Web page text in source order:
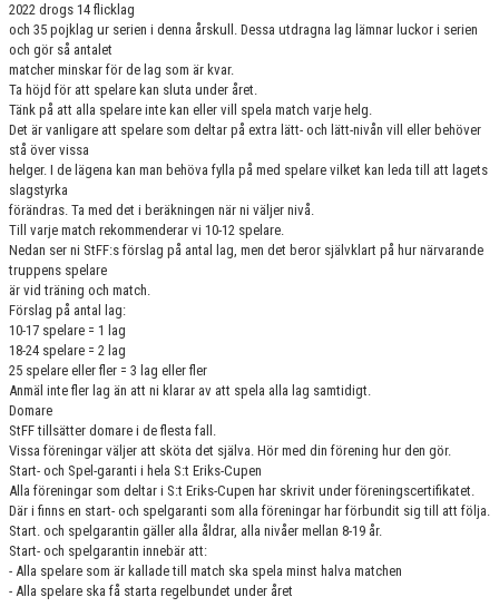
2022 drogs 14 flicklag
och 35 pojklag ur serien i denna årskull. Dessa utdragna lag lämnar luckor i serien
och gör så antalet
matcher minskar för de lag som är kvar.
Ta höjd för att spelare kan sluta under året.
Tänk på att alla spelare inte kan eller vill spela match varje helg.
Det är vanligare att spelare som deltar på extra lätt- och lätt-nivån vill eller behöver
stå över vissa
helger. I de lägena kan man behöva fylla på med spelare vilket kan leda till att lagets
slagstyrka
förändras. Ta med det i beräkningen när ni väljer nivå.
Till varje match rekommenderar vi 10-12 spelare.
Nedan ser ni StFF:s förslag på antal lag, men det beror självklart på hur närvarande
truppens spelare
är vid träning och match.
Förslag på antal lag:
10-17 spelare = 1 lag
18-24 spelare = 2 lag
25 spelare eller fler = 3 lag eller fler
Anmäl inte fler lag än att ni klarar av att spela alla lag samtidigt.
Domare
StFF tillsätter domare i de flesta fall.
Vissa föreningar väljer att sköta det själva. Hör med din förening hur den gör.
Start- och Spel-garanti i hela S:t Eriks-Cupen
Alla föreningar som deltar i S:t Eriks-Cupen har skrivit under föreningscertifikatet.
Där i finns en start- och spelgaranti som alla föreningar har förbundit sig till att följa.
Start. och spelgarantin gäller alla åldrar, alla nivåer mellan 8-19 år.
Start- och spelgarantin innebär att:
- Alla spelare som är kallade till match ska spela minst halva matchen
- Alla spelare ska få starta regelbundet under året